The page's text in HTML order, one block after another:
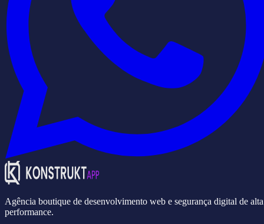
Agência boutique de desenvolvimento web e segurança digital de alta
performance.